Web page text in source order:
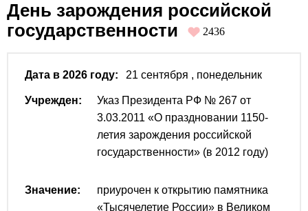
День зарождения российской
государственности
2436
Дата в 2026 году: 21 сентября , понедельник
Учрежден:
Указ Президента РФ № 267 от
3.03.2011 «О праздновании 1150-
летия зарождения российской
государственности» (в 2012 году)
Значение:
приурочен к открытию памятника
«Тысячелетие России» в Великом